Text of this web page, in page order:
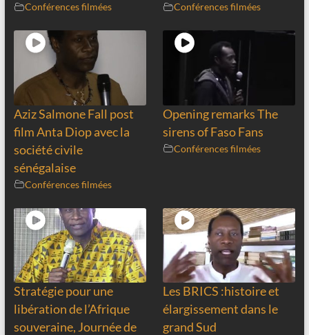
Conférences filmées Conférences filmées
Aziz Salmone Fall post
film Anta Diop avec la
société civile
sénégalaise
Conférences filmées
Opening remarks The
sirens of Faso Fans
Conférences filmées
Stratégie pour une
libération de l’Afrique
souveraine, Journée de
Les BRICS :histoire et
élargissement dans le
grand Sud